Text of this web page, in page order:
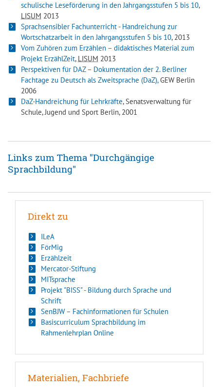
schulische Leseförderung in den Jahrgangsstufen 5 bis 10,
LISUM 2013
Sprachsensibler Fachunterricht - Handreichung zur
Wortschatzarbeit in den Jahrgangsstufen 5 bis 10, 2013
Vom Zuhören zum Erzählen – didaktisches Material zum
Projekt ErzählZeit, LISUM 2013
Perspektiven für DAZ – Dokumentation der 2. Berliner
Fachtage zu Deutsch als Zweitsprache (DaZ),GEW Berlin
2006
DaZ-Handreichung für Lehrkräfte, Senatsverwaltung für
Schule, Jugend und Sport Berlin, 2001
Links zum Thema "Durchgängige
Sprachbildung"
Direkt zu
ILeA
FörMig
Erzählzeit
Mercator-Stiftung
MITsprache
Projekt "BISS" - Bildung durch Sprache und
Schrift
SenBJW – Fachinformationen für Schulen
Basiscurriculum Sprachbildung im
Rahmenlehrplan Online
Materialien, Fachbriefe